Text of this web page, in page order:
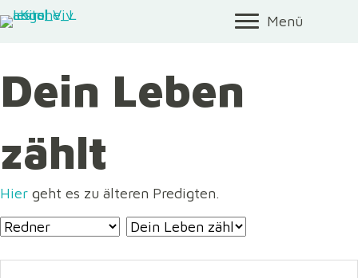
Menü
Dein Leben
zählt
Hier geht es zu älteren Predigten.